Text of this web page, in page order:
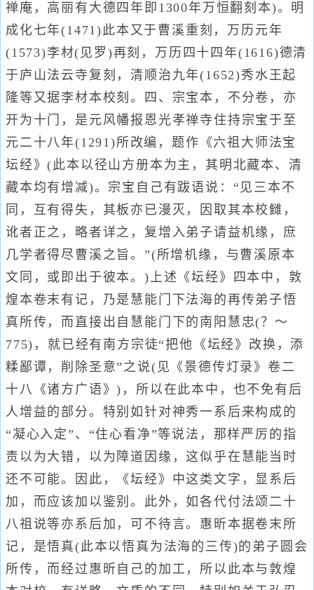
禅庵，高丽有大德四年即1300年万恒翻刻本)。明
成化七年(1471)此本又于曹溪重刻，万历元年
(1573)李材(见罗)再刻，万历四十四年(1616)德清
于庐山法云寺复刻，清顺治九年(1652)秀水王起
隆等又据李材本校刻。四、宗宝本，不分卷，亦
开为十门，是元风幡报恩光孝禅寺住持宗宝于至
元二十八年(1291)所改编，题作《六祖大师法宝
坛经》(此本以径山方册本为主，其明北藏本、清
藏本均有增减)。宗宝自己有跋语说：“见三本不
同，互有得失，其板亦已漫灭，因取其本校雠，
讹者正之，略者详之，复增入弟子请益机缘，庶
几学者得尽曹溪之旨。”(所增机缘，与曹溪原本
文同，或即出于彼本。)上述《坛经》四本中，敦
煌本卷末有记，乃是慧能门下法海的再传弟子悟
真所传，而直接出自慧能门下的南阳慧忠(？～
775)，就已经有南方宗徒“把他《坛经》改换，添
糅鄙谭，削除圣意”之说(见《景德传灯录》卷二
十八《诸方广语》)，所以在此本中，也不免有后
人增益的部分。特别如针对神秀一系后来构成的
“凝心入定”、“住心看净”等说法，那样严厉的指
责以为大错，以为障道因缘，这似乎在慧能当时
还不可能。因此，《坛经》中这类文字，显系后
加，而应该加以鉴别。此外，如各代付法颂二十
八祖说等亦系后加，可不待言。惠昕本据卷末所
记，是悟真(此本以悟真为法海的三传)的弟子圆会
所传，而经过惠昕自己的加工，所以此本与敦煌